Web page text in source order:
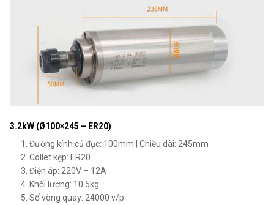
3.2kW (Ø100×245 – ER20)
Đường kính củ đục: 100mm | Chiều dài: 245mm
Collet kẹp: ER20
Điện áp: 220V – 12A
Khối lượng: 10.5kg
Số vòng quay: 24000 v/p